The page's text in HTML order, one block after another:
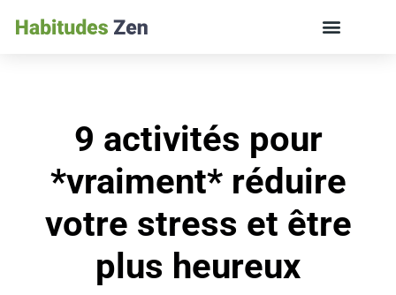
9 activités pour
*vraiment* réduire
votre stress et être
plus heureux